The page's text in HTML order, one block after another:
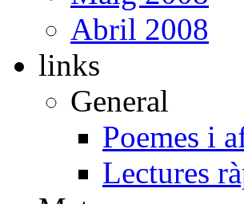
Abril 2008
links
General
Poemes i
Lectures